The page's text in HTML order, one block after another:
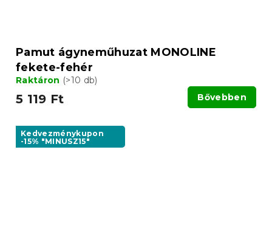
Pamut ágyneműhuzat MONOLINE
fekete-fehér
Raktáron (>10 db)
5 119 Ft Bővebben
Kedvezménykupon
-15% "MINUSZ15"